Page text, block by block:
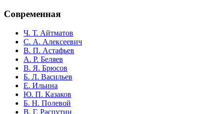
Современная
Ч. Т. Айтматов
С. А. Алексеевич
В. П. Астафьев
А. Р. Беляев
В. Я. Брюсов
Б. Л. Васильев
Е. Ильина
Ю. П. Казаков
Б. Н. Полевой
В. Г. Распутин